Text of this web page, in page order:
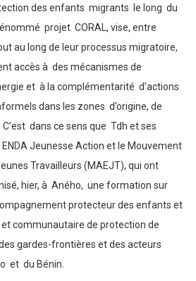
des enfants migrants le long du
projet CORAL, vise, entre
au long de leur processus migratoire,
accès à des mécanismes de
et à la complémentarité d’actions
dans les zones d’origine, de
dans ce sens que Tdh et ses
Jeunesse Action et le Mouvement
Travailleurs (MAEJT), qui ont
hier, à Aného, une formation sur
protecteur des enfants et
communautaire de protection de
des gardes-frontières et des acteurs
et du Bénin.